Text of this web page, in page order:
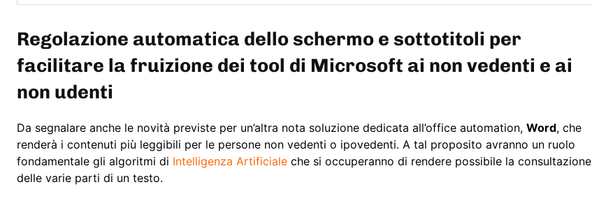
Regolazione automatica dello schermo e sottotitoli per
facilitare la fruizione dei tool di Microsoft ai non vedenti e ai
non udenti
Da segnalare anche le novità previste per un’altra nota soluzione dedicata all’office automation, Word, che
renderà i contenuti più leggibili per le persone non vedenti o ipovedenti. A tal proposito avranno un ruolo
fondamentale gli algoritmi di Intelligenza Artificiale che si occuperanno di rendere possibile la consultazione
delle varie parti di un testo.